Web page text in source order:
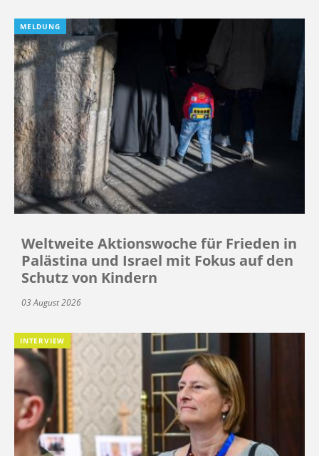
MELDUNG
Weltweite Aktionswoche für Frieden in
Palästina und Israel mit Fokus auf den
Schutz von Kindern
03 August 2026
INTERVIEW